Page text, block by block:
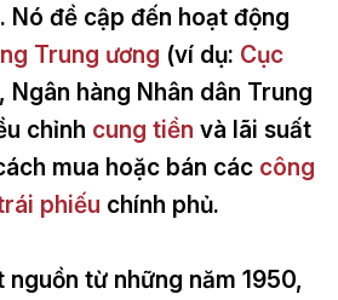
Nó đề cập đến hoạt động
Trung ương (ví dụ: Cục
, Ngân hàng Nhân dân Trung
chỉnh cung tiền và lãi suất
mua hoặc bán các công
phiếu chính phủ.
nguồn từ những năm 1950,